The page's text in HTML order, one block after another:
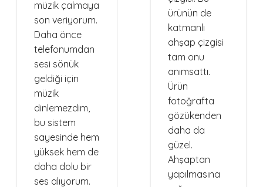
müzik çalmaya
son veriyorum.
Daha önce
telefonumdan
sesi sönük
geldiği için
müzik
dinlemezdim,
bu sistem
sayesinde hem
yüksek hem de
daha dolu bir
ses alıyorum.
ürünün de
katmanlı
ahşap çizgisi
tam onu
anımsattı.
Ürün
fotoğrafta
gözükenden
daha da
güzel.
Ahşaptan
yapılmasına